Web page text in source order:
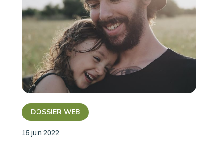
DOSSIER WEB
15 juin 2022